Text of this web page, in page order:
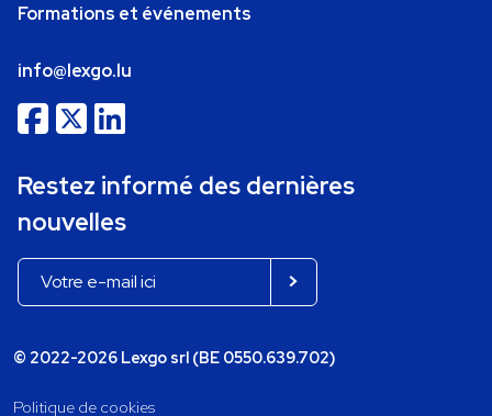
Formations et événements
info@lexgo.lu
Restez informé des dernières
nouvelles
© 2022-2026 Lexgo srl (BE 0550.639.702)
Politique de cookies